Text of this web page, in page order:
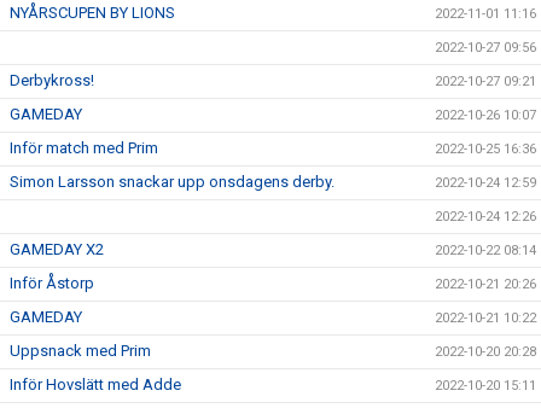
NYÅRSCUPEN BY LIONS 2022-11-01 11:16
2022-10-27 09:56
Derbykross! 2022-10-27 09:21
GAMEDAY 2022-10-26 10:07
Inför match med Prim 2022-10-25 16:36
Simon Larsson snackar upp onsdagens derby. 2022-10-24 12:59
2022-10-24 12:26
GAMEDAY X2 2022-10-22 08:14
Inför Åstorp 2022-10-21 20:26
GAMEDAY 2022-10-21 10:22
Uppsnack med Prim 2022-10-20 20:28
Inför Hovslätt med Adde 2022-10-20 15:11